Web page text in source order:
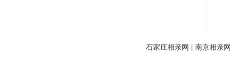
石家庄相亲网 | 南京相亲